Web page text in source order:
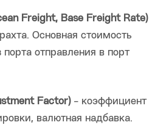
Freight, Base Freight Rate)
Основная стоимость
порта отправления в порт
Factor)- коэффициент
валютная надбавка.